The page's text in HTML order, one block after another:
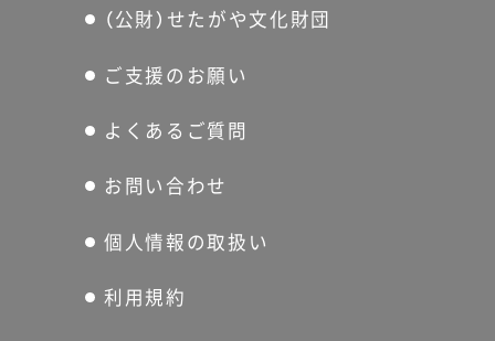
（公財）せたがや文化財団
ご支援のお願い
よくあるご質問
お問い合わせ
個人情報の取扱い
利用規約